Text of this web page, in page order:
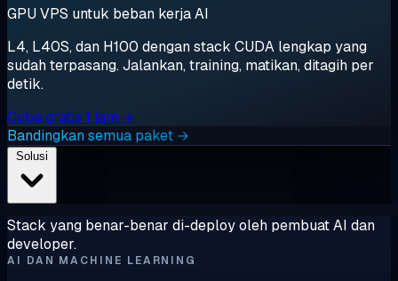
GPU VPS untuk beban kerja AI
L4, L40S, dan H100 dengan stack CUDA lengkap yang
sudah terpasang. Jalankan, training, matikan, ditagih per
detik.
Coba gratis 1 jam →
Bandingkan semua paket →
Stack yang benar-benar di-deploy oleh pembuat AI dan
developer.
AI DAN MACHINE LEARNING